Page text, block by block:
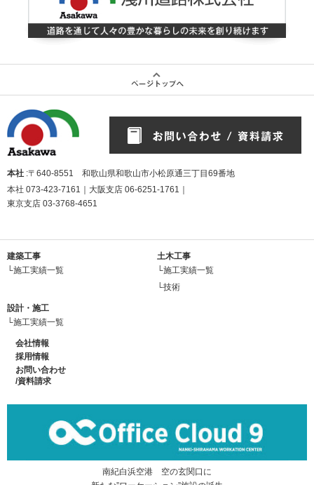
本社 :〒640-8551 和歌山県和歌山市小松原通三丁目69番地
本社 073-423-7161 ｜大阪支店 06-6251-1761
東京支店 03-3768-4651
建築工事
└施工実績一覧
土木工事
└施工実績一覧
└技術
設計・施工
└施工実績一覧
会社情報
採用情報
お問い合わせ
/資料請求
南紀白浜空港 空の玄関口に